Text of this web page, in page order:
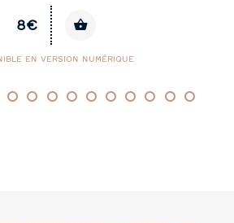
8€
EN VERSION NUMÉRIQUE